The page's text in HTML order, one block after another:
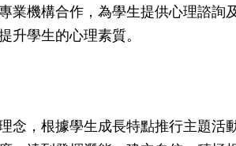
業機構合作，為學生提供心理諮詢
升學生的心理素質。
念，根據學生成長特點推行主題活